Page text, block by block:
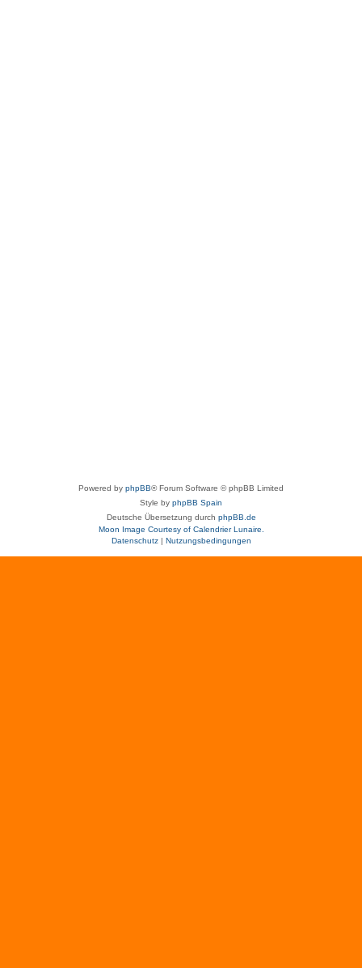
Powered by phpBB® Forum Software © phpBB Limited
Style by phpBB Spain
Deutsche Übersetzung durch phpBB.de
Moon Image Courtesy of Calendrier Lunaire.
Datenschutz| Nutzungsbedingungen